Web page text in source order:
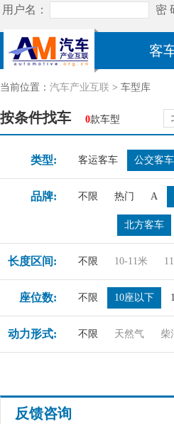
客
当前位置： 汽车产业互联 > 车型库
按条件找车 0款车型
类型: 客运客车 公交客车
品牌: 不限 热门 A
北方客车
长度区间: 不限 10-11米
座位数: 不限 10座以下
动力形式: 不限 天然气 柴
反馈咨询